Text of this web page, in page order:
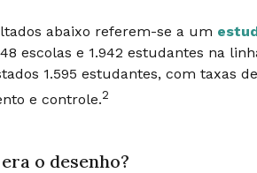
abaixo referem-se a um
escolas e 1.942 estudantes na
1.595 estudantes, com taxas
e controle.2
o desenho?